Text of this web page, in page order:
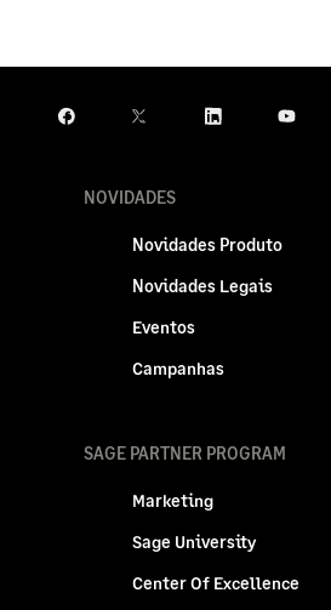
NOVIDADES
Novidades Produto
Novidades Legais
Eventos
Campanhas
SAGE PARTNER PROGRAM
Marketing
Sage University
Center Of Excellence